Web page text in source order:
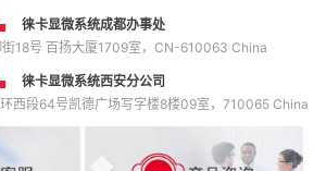
徕卡显微系统成都办事处
街18号 百扬大厦1709室，CN-610063 China
徕卡显微系统西安分公司
西段64号凯德广场写字楼8楼09室，710065 China